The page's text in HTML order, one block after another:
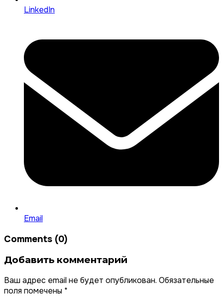
LinkedIn
Email
Comments (0)
Добавить комментарий
Ваш адрес email не будет опубликован. Обязательные
поля помечены *